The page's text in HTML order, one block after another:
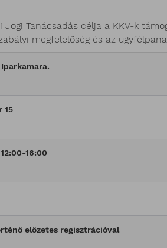
Tanácsadás célja a KKV-k
megfelelőség és az
15
16:00
előzetes regisztrációval